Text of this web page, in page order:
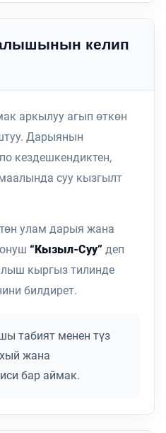
келип
аркылуу агып өткөн
Дарыянын
кездешкендиктен,
суу кызгылт
улам дарыя жана
“Кызыл-Суу” деп
кыргыз тилинде
билдирет.
табият менен түз
жана
бар аймак.